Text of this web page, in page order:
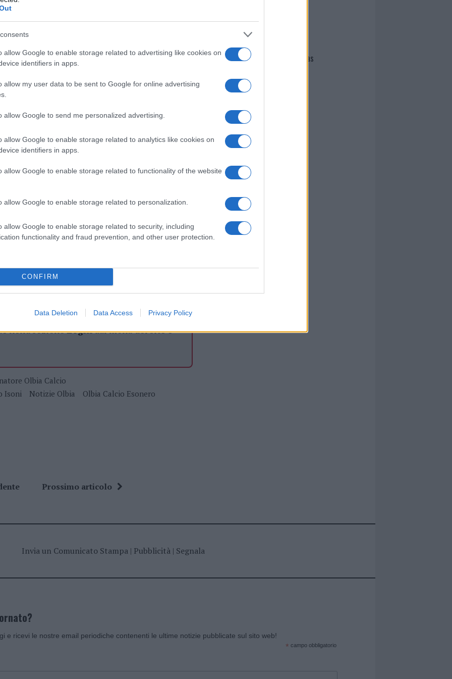
allow Google to enable storage related to advertising like cookies on
identifiers in apps.
allow my user data to be sent to Google for online advertising
allow Google to send me personalized advertising.
allow Google to enable storage related to analytics like cookies on
identifiers in apps.
allow Google to enable storage related to functionality of the website
allow Google to enable storage related to personalization.
allow Google to enable storage related to security, including
functionality and fraud prevention, and other user protection.
CONFIRM
Data Deletion Data Access Privacy Policy
dalla città. E hanno fatto così anche con altri
il territorio“. Ma anche altri due dei
e Anelli, sono stati messi fuori rosa. E a
in classifica, il fatto sta facendo
squadra.
accaduto, Isoni si rivolge con
loro tempi migliori e di conquistare
umanoche abbiamo costruito. Vi
del club e sul rapporto con il
fondamentale fonte di risorseper
cliccando
nella sezioneLogindal menù del sito o
Olbia Calcio
Isoni Notizie Olbia
Olbia Calcio Esonero
Prossimo articolo
Giovannimaria Cabras
Invia un Comunicato Stampa| Pubblicità| Segnala
e ricevi le nostre email periodiche contenenti le ultime notizie pubblicate sul sito web!
* campo obbligatorio